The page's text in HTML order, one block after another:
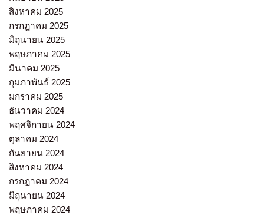
สิงหาคม 2025
กรกฎาคม 2025
มิถุนายน 2025
พฤษภาคม 2025
มีนาคม 2025
กุมภาพันธ์ 2025
มกราคม 2025
ธันวาคม 2024
พฤศจิกายน 2024
ตุลาคม 2024
กันยายน 2024
สิงหาคม 2024
กรกฎาคม 2024
มิถุนายน 2024
พฤษภาคม 2024